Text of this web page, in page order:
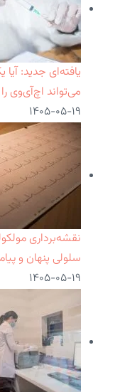
یافته‌ای جدید:
می‌تواند اچ‌آی‌وی
۱۴۰۵-۰۵-۱۹
نقشه‌برداری
سلولی پنهان و
۱۴۰۵-۰۵-۱۹